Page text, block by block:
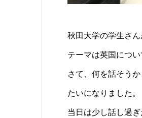
秋田大学の学生さ
テーマは英国につい
さて、何を話そう
たいになりました。
当日は少し話し過